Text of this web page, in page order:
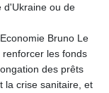
d'Ukraine ou de
Bruno Le
les fonds
des prêts
la crise sanitaire, et